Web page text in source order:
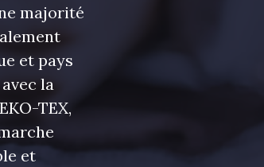
majorité
et pays
la
TEX,
et